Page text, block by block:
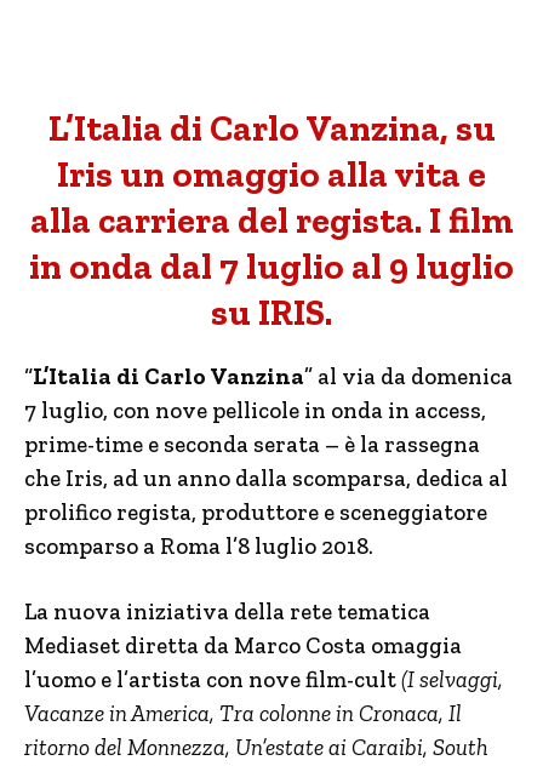
L’Italia di Carlo Vanzina, su
Iris un omaggio alla vita e
alla carriera del regista. I film
in onda dal 7 luglio al 9 luglio
su IRIS.
“L’Italia di Carlo Vanzina” al via da domenica
7 luglio, con nove pellicole in onda in access,
prime-time e seconda serata – è la rassegna
che Iris, ad un anno dalla scomparsa, dedica al
prolifico regista, produttore e sceneggiatore
scomparso a Roma l’8 luglio 2018.
La nuova iniziativa della rete tematica
Mediaset diretta da Marco Costa omaggia
l’uomo e l’artista con nove film-cult(I selvaggi,
Vacanze in America, Tra colonne in Cronaca, Il
ritorno del Monnezza, Un’estate ai Caraibi, South